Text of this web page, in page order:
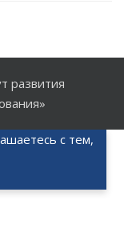
развития
с тем,